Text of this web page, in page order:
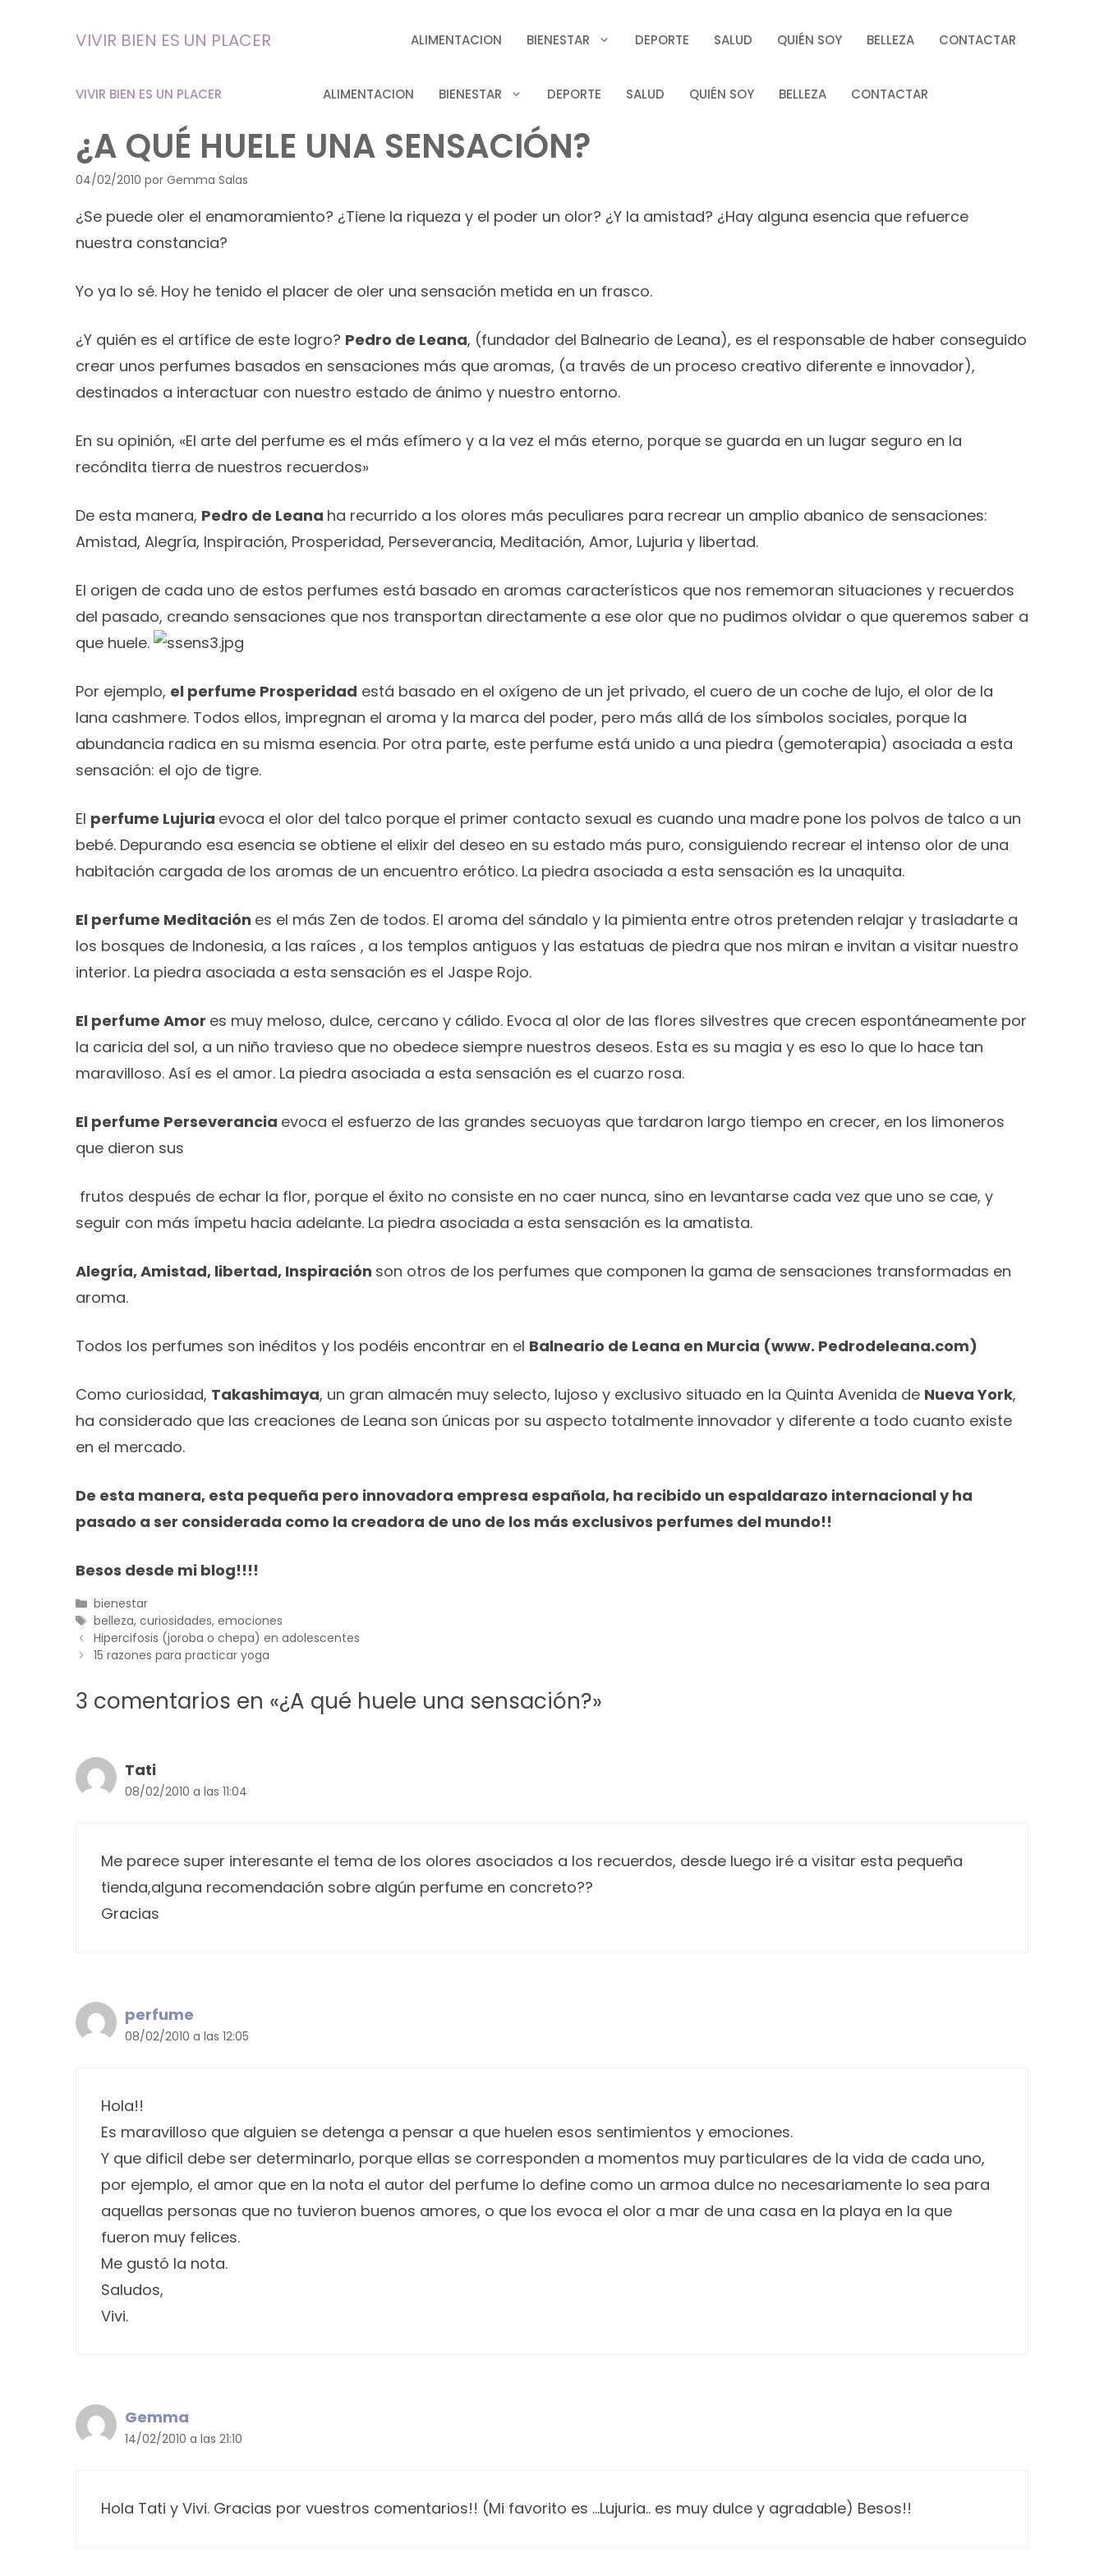
VIVIR BIEN ES UN PLACER ALIMENTACION BIENESTAR DEPORTE SALUD QUIÉN SOY BELLEZA CONTACTAR
VIVIR BIEN ES UN PLACER ALIMENTACION BIENESTAR DEPORTE SALUD QUIÉN SOY BELLEZA CONTACTAR
¿A QUÉ HUELE UNA SENSACIÓN?
04/02/2010 por Gemma Salas
¿Se puede oler el enamoramiento? ¿Tiene la riqueza y el poder un olor? ¿Y la amistad? ¿Hay alguna esencia que refuerce
nuestra constancia?
Yo ya lo sé. Hoy he tenido el placer de oler una sensación metida en un frasco.
¿Y quién es el artífice de este logro? Pedro de Leana, (fundador del Balneario de Leana), es el responsable de haber conseguido
crear unos perfumes basados en sensaciones más que aromas, (a través de un proceso creativo diferente e innovador),
destinados a interactuar con nuestro estado de ánimo y nuestro entorno.
En su opinión, «El arte del perfume es el más efímero y a la vez el más eterno, porque se guarda en un lugar seguro en la
recóndita tierra de nuestros recuerdos»
De esta manera, Pedro de Leana ha recurrido a los olores más peculiares para recrear un amplio abanico de sensaciones:
Amistad, Alegría, Inspiración, Prosperidad, Perseverancia, Meditación, Amor, Lujuria y libertad.
El origen de cada uno de estos perfumes está basado en aromas característicos que nos rememoran situaciones y recuerdos
del pasado, creando sensaciones que nos transportan directamente a ese olor que no pudimos olvidar o que queremos saber a
que huele.
Por ejemplo, el perfume Prosperidad está basado en el oxígeno de un jet privado, el cuero de un coche de lujo, el olor de la
lana cashmere. Todos ellos, impregnan el aroma y la marca del poder, pero más allá de los símbolos sociales, porque la
abundancia radica en su misma esencia. Por otra parte, este perfume está unido a una piedra (gemoterapia) asociada a esta
sensación: el ojo de tigre.
El perfume Lujuria evoca el olor del talco porque el primer contacto sexual es cuando una madre pone los polvos de talco a un
bebé. Depurando esa esencia se obtiene el elixir del deseo en su estado más puro, consiguiendo recrear el intenso olor de una
habitación cargada de los aromas de un encuentro erótico. La piedra asociada a esta sensación es la unaquita.
El perfume Meditación es el más Zen de todos. El aroma del sándalo y la pimienta entre otros pretenden relajar y trasladarte a
los bosques de Indonesia, a las raíces , a los templos antiguos y las estatuas de piedra que nos miran e invitan a visitar nuestro
interior. La piedra asociada a esta sensación es el Jaspe Rojo.
El perfume Amor es muy meloso, dulce, cercano y cálido. Evoca al olor de las flores silvestres que crecen espontáneamente por
la caricia del sol, a un niño travieso que no obedece siempre nuestros deseos. Esta es su magia y es eso lo que lo hace tan
maravilloso. Así es el amor. La piedra asociada a esta sensación es el cuarzo rosa.
El perfume Perseverancia evoca el esfuerzo de las grandes secuoyas que tardaron largo tiempo en crecer, en los limoneros
que dieron sus
frutos después de echar la flor, porque el éxito no consiste en no caer nunca, sino en levantarse cada vez que uno se cae, y
seguir con más ímpetu hacia adelante. La piedra asociada a esta sensación es la amatista.
Alegría, Amistad, libertad, Inspiración son otros de los perfumes que componen la gama de sensaciones transformadas en
aroma.
Todos los perfumes son inéditos y los podéis encontrar en el Balneario de Leana en Murcia (www. Pedrodeleana.com)
Como curiosidad, Takashimaya, un gran almacén muy selecto, lujoso y exclusivo situado en la Quinta Avenida de Nueva York,
ha considerado que las creaciones de Leana son únicas por su aspecto totalmente innovador y diferente a todo cuanto existe
en el mercado.
De esta manera, esta pequeña pero innovadora empresa española, ha recibido un espaldarazo internacional y ha
pasado a ser considerada como la creadora de uno de los más exclusivos perfumes del mundo!!
Besos desde mi blog!!!!
Categorías
bienestar
Etiquetas
belleza,curiosidades,emociones
Hipercifosis (joroba o chepa) en adolescentes
15 razones para practicar yoga
3 comentarios en «¿A qué huele una sensación?»
Tati
08/02/2010 a las 11:04
Me parece super interesante el tema de los olores asociados a los recuerdos, desde luego iré a visitar esta pequeña
tienda,alguna recomendación sobre algún perfume en concreto??
Gracias
perfume
08/02/2010 a las 12:05
Hola!!
Es maravilloso que alguien se detenga a pensar a que huelen esos sentimientos y emociones.
Y que dificil debe ser determinarlo, porque ellas se corresponden a momentos muy particulares de la vida de cada uno,
por ejemplo, el amor que en la nota el autor del perfume lo define como un armoa dulce no necesariamente lo sea para
aquellas personas que no tuvieron buenos amores, o que los evoca el olor a mar de una casa en la playa en la que
fueron muy felices.
Me gustó la nota.
Saludos,
Vivi.
Gemma
14/02/2010 a las 21:10
Hola Tati y Vivi. Gracias por vuestros comentarios!! (Mi favorito es …Lujuria.. es muy dulce y agradable) Besos!!